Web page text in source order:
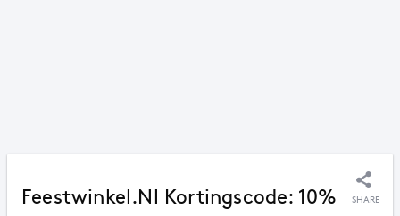
Feestwinkel.nl Kortingscode: 10%
SHARE